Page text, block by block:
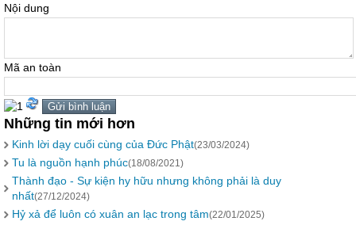
Nội dung
Mã an toàn
Những tin mới hơn
Kinh lời dạy cuối cùng của Đức Phật(23/03/2024)
Tu là nguồn hạnh phúc(18/08/2021)
Thành đạo - Sự kiện hy hữu nhưng không phải là duy
nhất(27/12/2024)
Hỷ xả để luôn có xuân an lạc trong tâm(22/01/2025)